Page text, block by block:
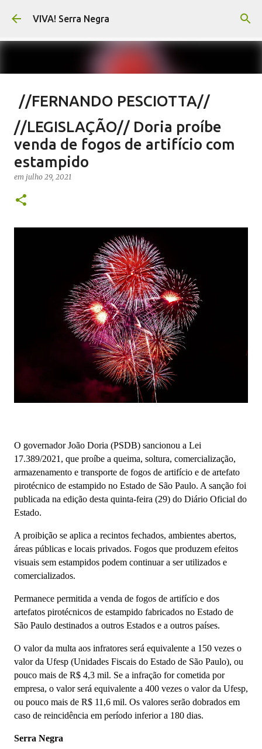
Pular para o conteúdo principal
VIVA! Serra Negra
//FERNANDO PESCIOTTA//
Encurtando caminho
em agosto 06, 2026 FERNANDO PESCIOTTA
NOTÍCIAS SERRA NEGRA
0
//LEGISLAÇÃO// Doria proíbe
venda de fogos de artifício com
estampido
em julho 29, 2021
O governador João Doria (PSDB) sancionou a Lei
17.389/2021, que proíbe a queima, soltura, comercialização,
armazenamento e transporte de fogos de artifício e de artefato
pirotécnico de estampido no Estado de São Paulo. A sanção foi
publicada na edição desta quinta-feira (29) do Diário Oficial do
Estado.
A proibição se aplica a recintos fechados, ambientes abertos,
áreas públicas e locais privados. Fogos que produzem efeitos
visuais sem estampidos podem continuar a ser utilizados e
comercializados.
Permanece permitida a venda de fogos de artifício e dos
artefatos pirotécnicos de estampido fabricados no Estado de
São Paulo destinados a outros Estados e a outros países.
O valor da multa aos infratores será equivalente a 150 vezes o
valor da Ufesp (Unidades Fiscais do Estado de São Paulo), ou
pouco mais de R$ 4,3 mil. Se a infração for cometida por
empresa, o valor será equivalente a 400 vezes o valor da Ufesp,
ou pouco mais de R$ 11,6 mil. Os valores serão dobrados em
caso de reincidência em período inferior a 180 dias.
Serra Negra